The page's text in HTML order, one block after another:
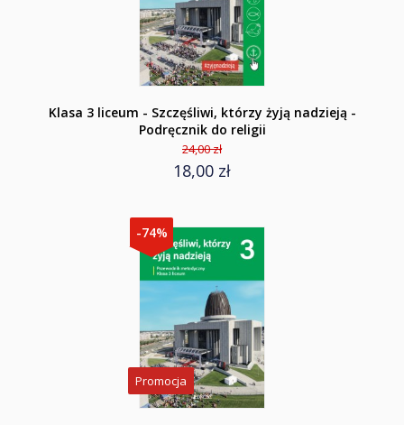
Klasa 3 liceum - Szczęśliwi, którzy żyją nadzieją -
Podręcznik do religii
24,00 zł
18,00 zł
-74%
Promocja